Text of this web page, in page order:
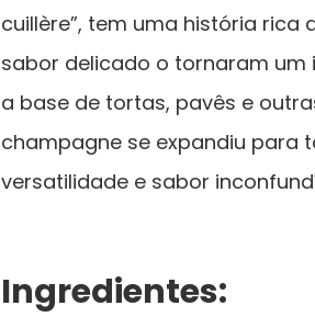
cuillère”, tem uma história rica
sabor delicado o tornaram um
a base de tortas, pavês e
champagne se expandiu para
versatilidade e sabor
Ingredientes: